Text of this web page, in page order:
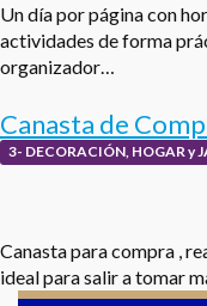
Un día por página con
actividades de forma
organizador…
Canasta de
3- DECORACIÓN, HOGAR y
Canasta para compra ,
ideal para salir a tomar